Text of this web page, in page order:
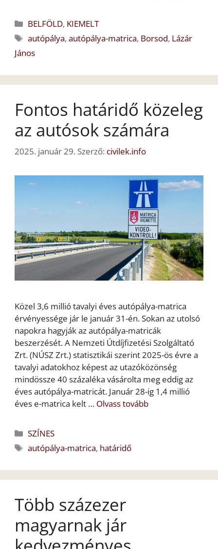
Kategória
BELFÖLD, KIEMELT
Címkék
autópálya,autópálya-matrica, Borsod, Lázár
János
Fontos határidő közeleg
az autósok számára
2025. január 29. Szerző: civilek.info
Közel 3,6 millió tavalyi éves autópálya-matrica
érvényessége jár le január 31-én. Sokan az utolsó
napokra hagyják az autópálya-matricák
beszerzését. A Nemzeti Útdíjfizetési Szolgáltató
Zrt. (NÚSZ Zrt.) statisztikái szerint 2025-ös évre a
tavalyi adatokhoz képest az utazóközönség
mindössze 40 százaléka vásárolta meg eddig az
éves autópálya-matricát. Január 28-ig 1,4 millió
éves e-matrica kelt … Olvass tovább
Kategória
SZÍNES
Címkék
autópálya-matrica, határidő
Több százezer
magyarnak jár